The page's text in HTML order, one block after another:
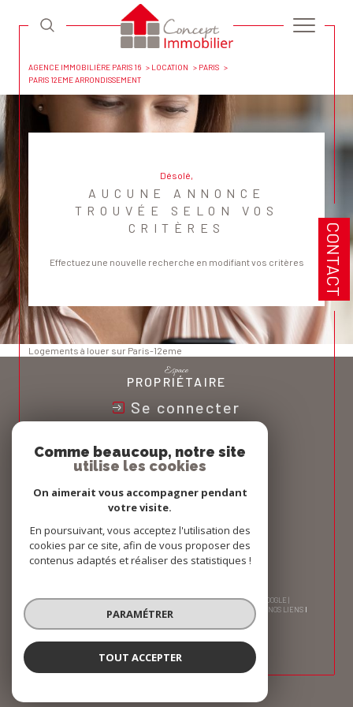
CONTACT
AGENCE IMMOBILIÈRE PARIS 16 LOCATION
PARIS
PARIS 12EME ARRONDISSEMENT
Désolé,
AUCUNE ANNONCE
TROUVÉE SELON VOS
CRITÈRES
Effectuez une nouvelle recherche en modifiant vos critères
Logements à louer sur Paris-12eme
Espace
PROPRIÉTAIRE
Se connecter
ADHÉRONS
© 2026 | TOUS DROITS RÉSERVÉS | TRADUCTION POWERED BY GOOGLE |
PLAN DU SITE MENTIONS LÉGALES ADMIN
NOS LIENS
POLITIQUE RGPD
Comme beaucoup, notre site
utilise les cookies
On aimerait vous accompagner pendant
votre visite.
En poursuivant, vous acceptez l'utilisation des
cookies par ce site, afin de vous proposer des
contenus adaptés et réaliser des statistiques !
PARAMÉTRER
TOUT ACCEPTER